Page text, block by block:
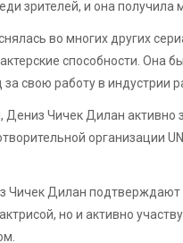
зрителей, и она
во многих других
способности. Она
свою работу в индустрии
Дениз Чичек Дилан активно
организации
Чичек Дилан подтверждают
но и активно